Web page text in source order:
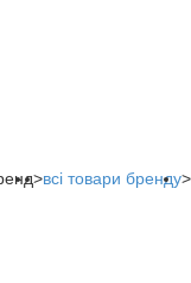
>всі товари бренду>